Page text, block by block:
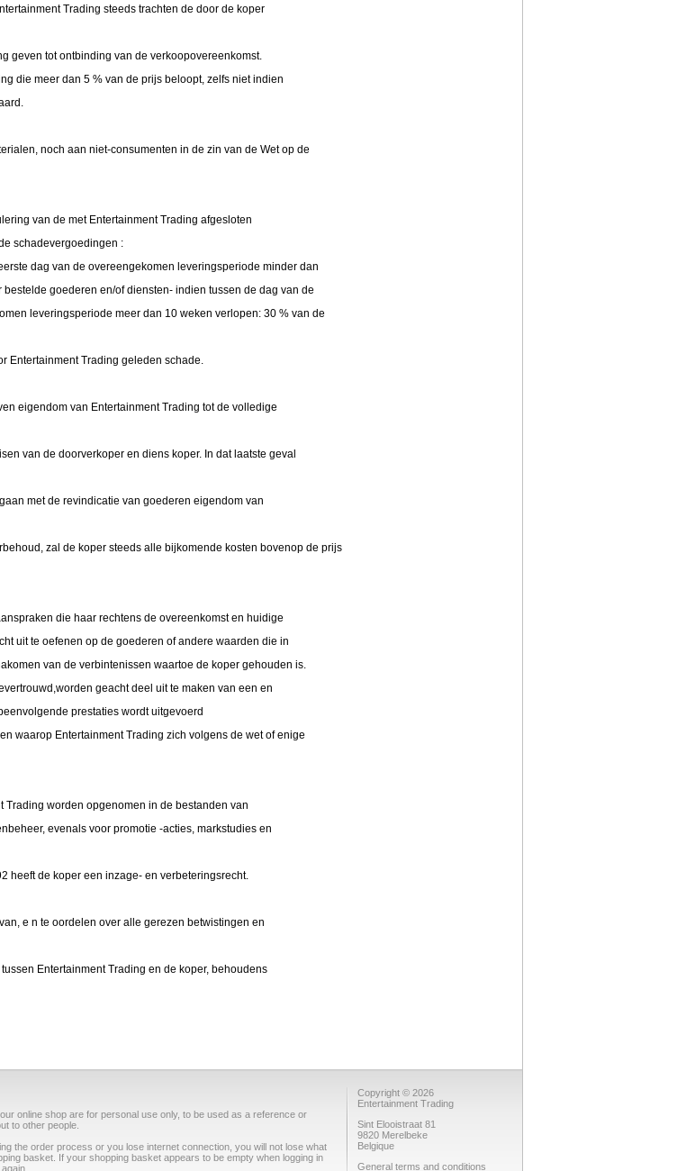
Trading steeds trachten de door de koper
geven tot ontbinding van de verkoopovereenkomst.
die meer dan 5 % van de prijs beloopt, zelfs niet indien
noch aan niet-consumenten in de zin van de Wet op de
van de met Entertainment Trading afgesloten
schadevergoedingen :
dag van de overeengekomen leveringsperiode minder dan
goederen en/of diensten- indien tussen de dag van de
leveringsperiode meer dan 10 weken verlopen: 30 % van de
Entertainment Trading geleden schade.
eigendom van Entertainment Trading tot de volledige
van de doorverkoper en diens koper. In dat laatste geval
met de revindicatie van goederen eigendom van
zal de koper steeds alle bijkomende kosten bovenop de prijs
die haar rechtens de overeenkomst en huidige
uit te oefenen op de goederen of andere waarden die in
van de verbintenissen waartoe de koper gehouden is.
geacht deel uit te maken van een en
prestaties wordt uitgevoerd
waarop Entertainment Trading zich volgens de wet of enige
worden opgenomen in de bestanden van
evenals voor promotie -acties, markstudies en
heeft de koper een inzage- en verbeteringsrecht.
e n te oordelen over alle gerezen betwistingen en
Entertainment Trading en de koper, behoudens
online shop are for personal use only, to be used as a reference or
to other people.
the order process or you lose internet connection, you will not lose what
basket. If your shopping basket appears to be empty when logging in
Copyright © 2026
Entertainment Trading
Sint Elooistraat 81
9820 Merelbeke
Belgique
General terms and conditions